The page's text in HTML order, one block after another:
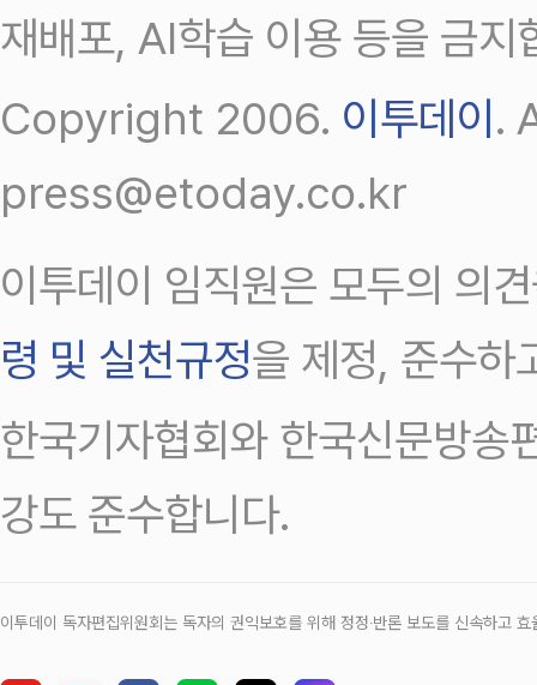
재배포, AI학습 이용 등을 금지
Copyright 2006. 이투데이.
press@etoday.co.kr
이투데이 임직원은 모두의 의
령 및 실천규정을 제정, 준수하
한국기자협회와 한국신문방송
강도 준수합니다.
이투데이 독자편집위원회는 독자의 권익보호를 위해 정정‧반론 보도를 신속하고